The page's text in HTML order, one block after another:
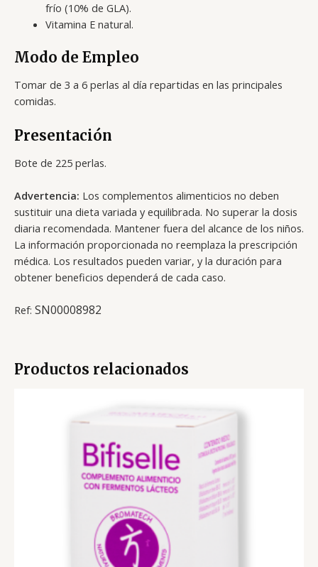
frío (10% de GLA).
Vitamina E natural.
Modo de Empleo
Tomar de 3 a 6 perlas al día repartidas en las principales
comidas.
Presentación
Bote de 225 perlas.
Advertencia: Los complementos alimenticios no deben
sustituir una dieta variada y equilibrada. No superar la dosis
diaria recomendada. Mantener fuera del alcance de los niños.
La información proporcionada no reemplaza la prescripción
médica. Los resultados pueden variar, y la duración para
obtener beneficios dependerá de cada caso.
Ref: SN00008982
Productos relacionados